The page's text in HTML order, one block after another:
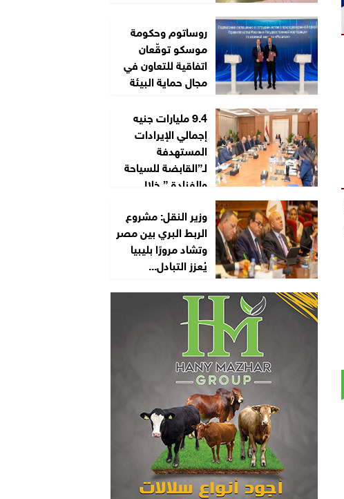
روساتوم وحكومة
موسكو توقّعان
اتفاقية للتعاون في
مجال حماية البيئة
9.4 مليارات جنيه
إجمالي الإيرادات
المستهدفة
لـ”القابضة للسياحة
والفنادق” خلال
وزير النقل: مشروع
الربط البري بين مصر
وتشاد مرورًا بليبيا
يُعزز التبادل...